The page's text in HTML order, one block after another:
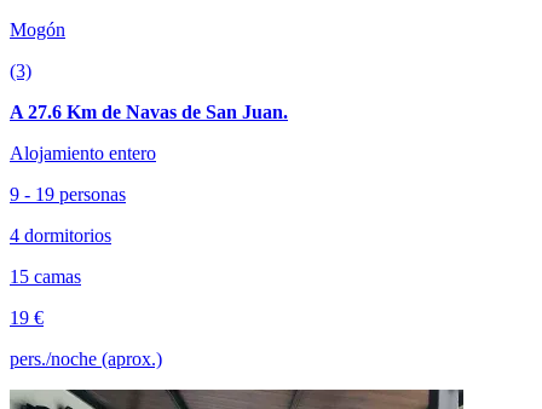
Mogón
(3)
A 27.6 Km de Navas de San Juan.
Alojamiento entero
9 - 19 personas
4 dormitorios
15 camas
19 €
pers./noche (aprox.)